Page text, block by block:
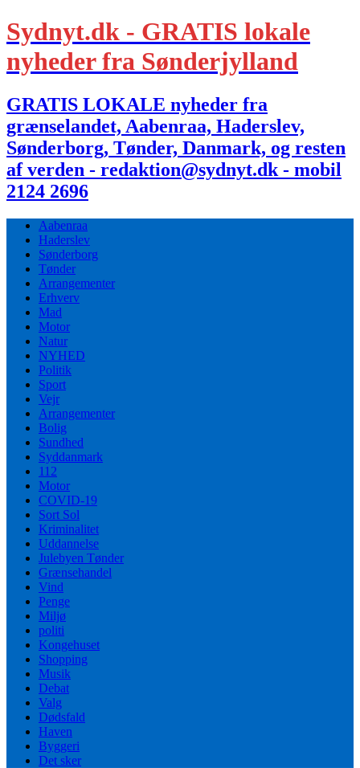
Sydnyt.dk - GRATIS lokale
nyheder fra Sønderjylland
GRATIS LOKALE nyheder fra
grænselandet, Aabenraa, Haderslev,
Sønderborg, Tønder, Danmark, og resten
af verden - redaktion@sydnyt.dk - mobil
2124 2696
Aabenraa
Haderslev
Sønderborg
Tønder
Arrangementer
Erhverv
Mad
Motor
Natur
NYHED
Politik
Sport
Vejr
Arrangementer
Bolig
Sundhed
Syddanmark
112
Motor
COVID-19
Sort Sol
Kriminalitet
Uddannelse
Julebyen Tønder
Grænsehandel
Vind
Penge
Miljø
politi
Kongehuset
Shopping
Musik
Debat
Valg
Dødsfald
Haven
Byggeri
Det sker